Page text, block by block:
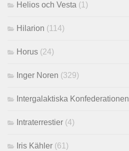
Helios och Vesta (1)
Hilarion (114)
Horus (24)
Inger Noren (329)
Intergalaktiska Konfederationen
Intraterrestier (4)
Iris Kähler (61)